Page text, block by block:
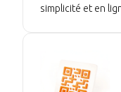
simplicité et en